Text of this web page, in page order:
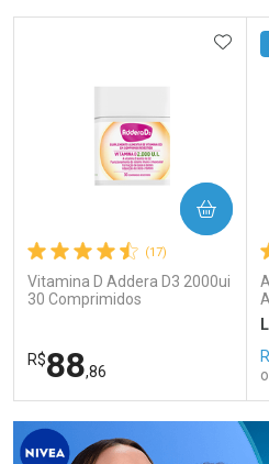
Comprar sem Desconto
Comprar sem Desconto
(17)
Vitamina D Addera D3 2000ui
30 Comprimidos
R$88,86
COMPRAR
Laboratório